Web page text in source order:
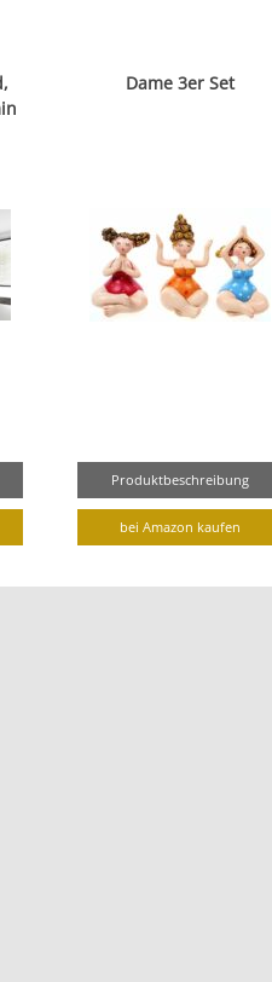
Dame 3er Set
Produktbeschreibung
bei Amazon kaufen